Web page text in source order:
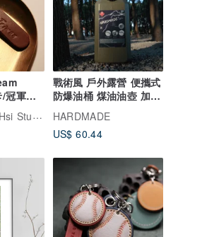
冠軍優
贈吊飾
Studio
戰術風 戶外露營 便攜式
防爆油桶 煤油油壺 加厚
10L油桶套裝
HARDMADE
US$ 60.44